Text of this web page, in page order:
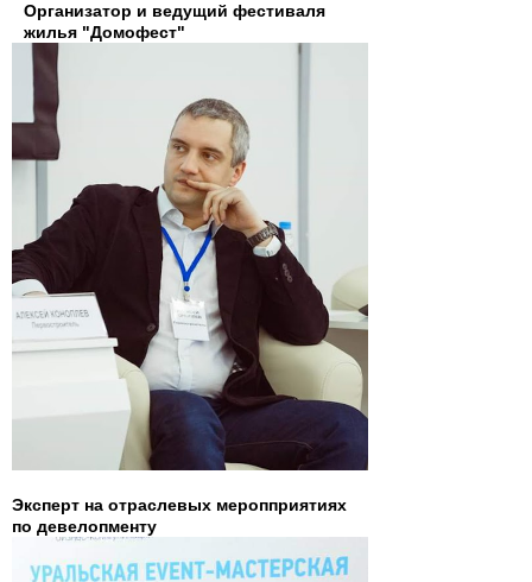
Организатор и ведущий фестиваля
жилья "Домофест"
Эксперт на отраслевых меропприятиях
по девелопменту